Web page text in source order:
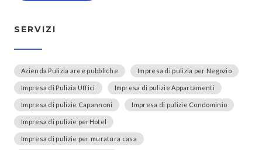
SERVIZI
Azienda Pulizia aree pubbliche Impresa di pulizia per Negozio
Impresa di Pulizia Uffici Impresa di pulizie Appartamenti
Impresa di pulizie Capannoni Impresa di pulizie Condominio
Impresa di pulizie perHotel
Impresa di pulizie per muratura casa